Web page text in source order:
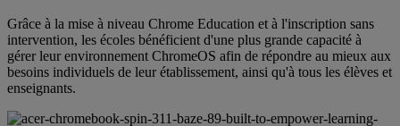
Grâce à la mise à niveau Chrome Education et à l'inscription sans
intervention, les écoles bénéficient d'une plus grande capacité à
gérer leur environnement ChromeOS afin de répondre au mieux aux
besoins individuels de leur établissement, ainsi qu'à tous les élèves et
enseignants.